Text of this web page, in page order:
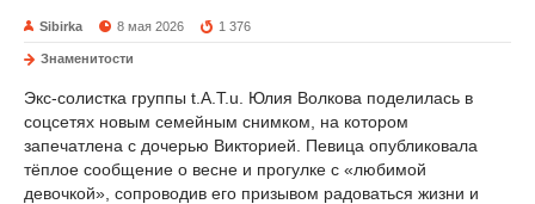
Sibirka 8 мая 2026 1 376
Знаменитости
Экс-солистка группы t.A.T.u. Юлия Волкова поделилась в
соцсетях новым семейным снимком, на котором
запечатлена с дочерью Викторией. Певица опубликовала
тёплое сообщение о весне и прогулке с «любимой
девочкой», сопроводив его призывом радоваться жизни и